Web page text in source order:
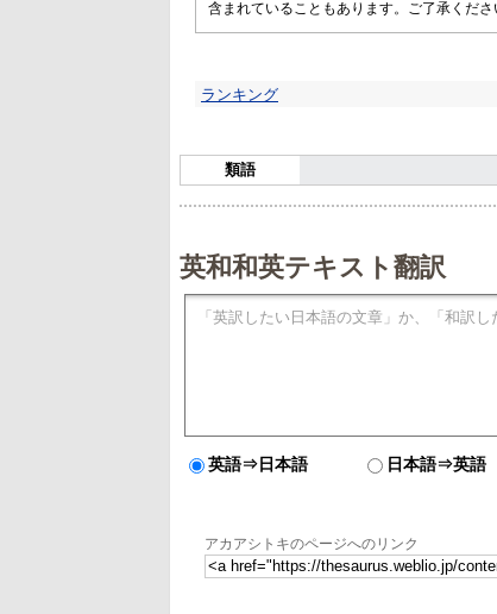
含まれていることもあります。ご了承くださ
ランキング
類語
英和和英テキスト翻訳
英語⇒日本語 日本語⇒英語
アカアシトキのページへのリンク